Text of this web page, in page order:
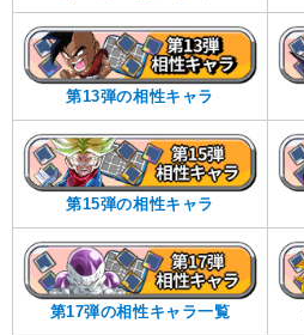
第13弾の相性キャラ
第15弾の相性キャラ
第17弾の相性キャラ一覧